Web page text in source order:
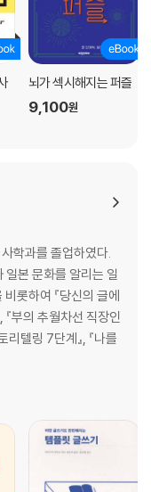
전달하기
자
여해서 전달하는 기술
뇌가 섹시해지는 퍼즐
9,100원
학과를 졸업하였다.
본 문화를 알리는 일
비롯하여 『당신의 글에
『부의 추월차선 직장인
리텔링 7단계』, 『나를